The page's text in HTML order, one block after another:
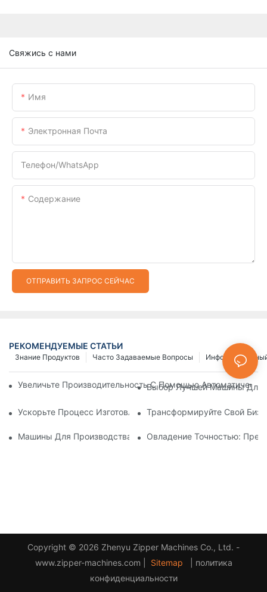
Свяжись с нами
Имя
Электронная Почта
Телефон/WhatsApp
Содержание
ОТПРАВИТЬ ЗАПРОС СЕЙЧАС
РЕКОМЕНДУЕМЫЕ СТАТЬИ
Часто Задаваемые Вопросы
Знание Продуктов
Увеличьте Производительность С ПомощьюВыбор Лучшей Машины Для
Ускорьте Процесс Изготовления Застежек-Молний С
Трансформируйте Свой
Машины Для Производства Пластиковых Молний:
Овладение Точностью:
Copyright © 2026 Zhenyu Zipper Machines Co., Ltd. -
www.zipper-machines.com |
Sitemap
политика
конфиденциальности